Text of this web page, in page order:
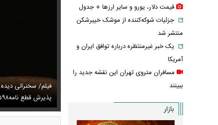
رهبر شهید درباره احتمال اسارت مجتبی و مصطفی
فیلم/ سخنرانی
پذیرش قطع نامه۵۹۸
عکس دیده‌نشده
قیمت دلار، یورو و سایر ارز‌ها + جدول
جزئیات شوکه‌کننده از موشک خیبرشکن
منتشر شد
یک خبر غیرمنتظره درباره توافق ایران و
آمریکا
مسافران متروی تهران این نقشه جدید را
ببینند
بازار